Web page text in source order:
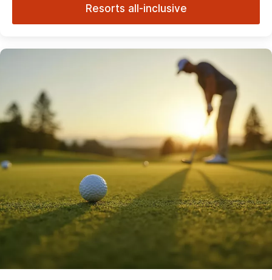
Resorts all-inclusive